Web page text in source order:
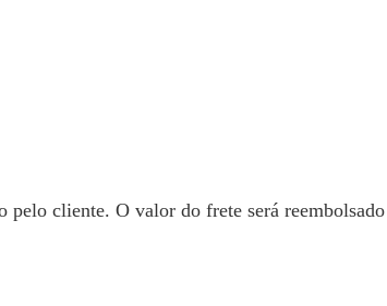
cliente. O valor do frete será